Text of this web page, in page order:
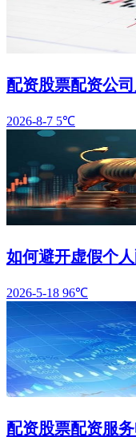
配资股票配资公
2026-8-7 5℃
如何避开虚假个
2026-5-18 96℃
配资股票配资服